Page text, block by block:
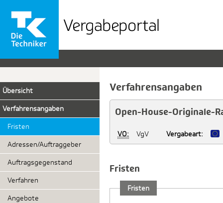
Vergabeportal
der
TK
Übersicht
Verfahrensangaben
Fristen
Adressen/Auftraggeber
Auftragsgegenstand
Verfahren
Angebote
Verfahrensangaben
Open-House-Originale-
VO: VgV Vergabeart:
Fristen
Fristen